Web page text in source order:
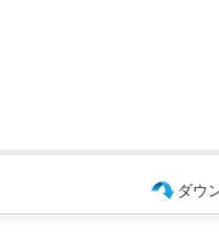
ダウ